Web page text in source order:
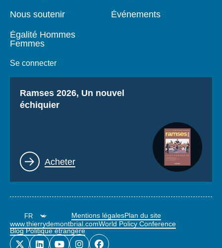
Nous soutenir
Égalité Hommes
Femmes
Se connecter
Événements
Titre
Ramses 2026, Un nouvel
échiquier
Lien
Acheter
Mentions légalesPlan du site
www.thierrydemontbrial.comWorld Policy Conference
Blog Politique étrangère